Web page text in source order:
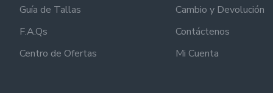
Guía de Tallas
F.A.Qs
Centro de Ofertas
Cambio y Devolución
Contáctenos
Mi Cuenta